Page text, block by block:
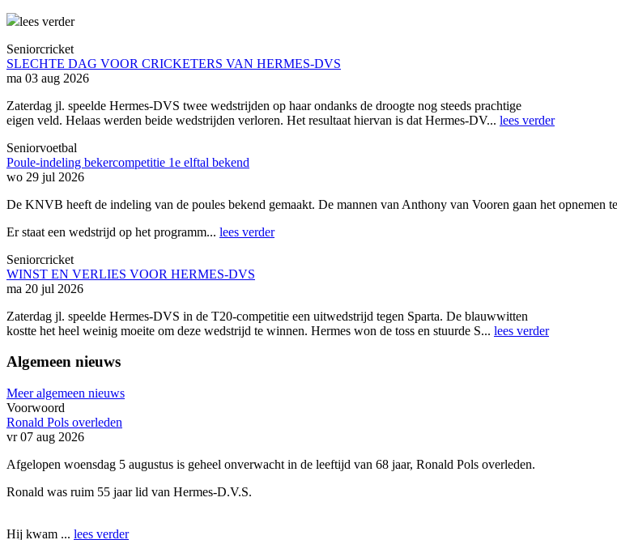
lees verder
Seniorcricket
SLECHTE DAG VOOR CRICKETERS VAN HERMES-DVS
ma 03 aug 2026
Zaterdag jl. speelde Hermes-DVS twee wedstrijden op haar ondanks de droogte nog steeds prachtige
eigen veld. Helaas werden beide wedstrijden verloren. Het resultaat hiervan is dat Hermes-DV... lees verder
Seniorvoetbal
Poule-indeling bekercompetitie 1e elftal bekend
wo 29 jul 2026
De KNVB heeft de indeling van de poules bekend gemaakt. De mannen van Anthony van Vooren gaan het opnemen
Er staat een wedstrijd op het programm... lees verder
Seniorcricket
WINST EN VERLIES VOOR HERMES-DVS
ma 20 jul 2026
Zaterdag jl. speelde Hermes-DVS in de T20-competitie een uitwedstrijd tegen Sparta. De blauwwitten
kostte het heel weinig moeite om deze wedstrijd te winnen. Hermes won de toss en stuurde S... lees verder
Algemeen nieuws
Meer algemeen nieuws
Voorwoord
Ronald Pols overleden
vr 07 aug 2026
Afgelopen woensdag 5 augustus is geheel onverwacht in de leeftijd van 68 jaar, Ronald Pols overleden.
Ronald was ruim 55 jaar lid van Hermes-D.V.S.
Hij kwam ... lees verder